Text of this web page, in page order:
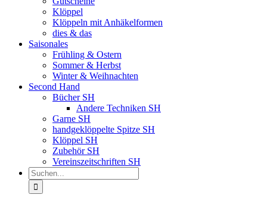
Klöppel
Klöppeln mit Anhäkelformen
dies & das
Saisonales
Frühling & Ostern
Sommer & Herbst
Winter & Weihnachten
Second Hand
Bücher SH
Andere Techniken SH
Garne SH
handgeklöppelte Spitze SH
Klöppel SH
Zubehör SH
Vereinszeitschriften SH
Suche
nach: